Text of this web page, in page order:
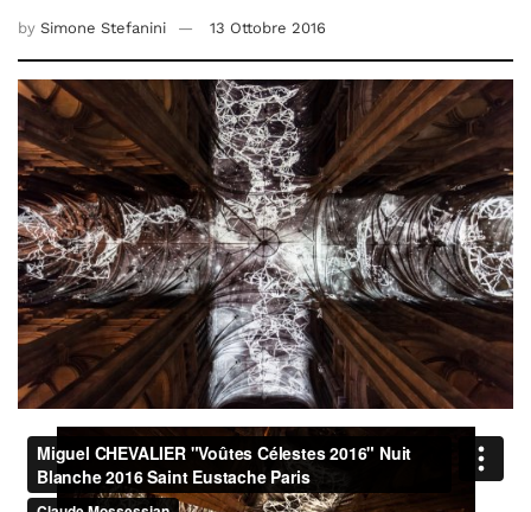
by Simone Stefanini 13 Ottobre 2016